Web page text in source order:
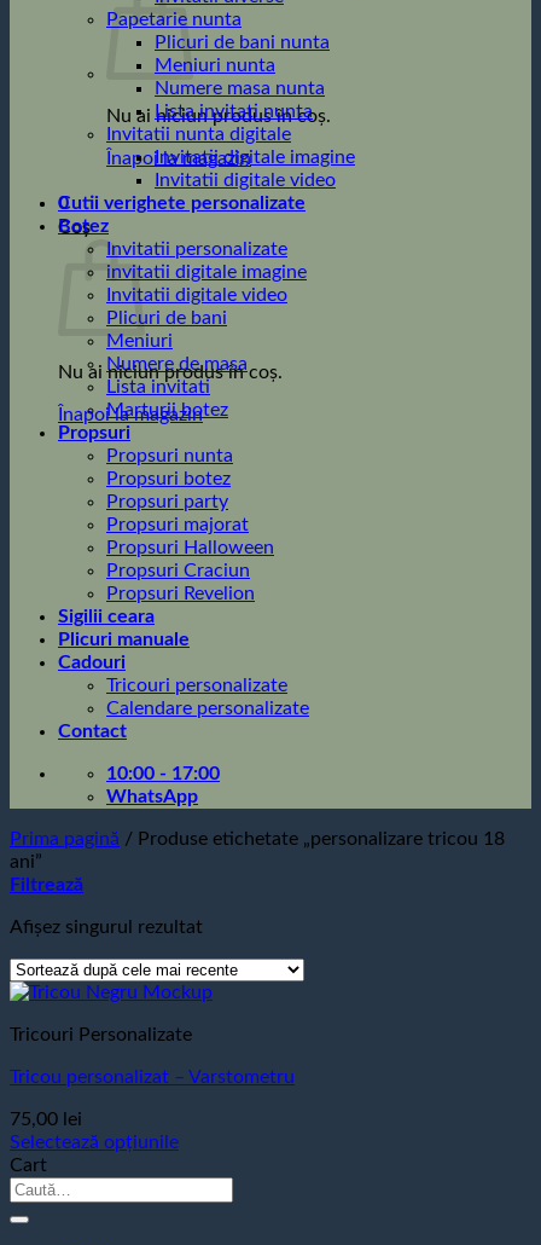
Nu ai niciun produs în coș.
Înapoi la magazin
0
Coș
Nu ai niciun produs în coș.
Înapoi la magazin
Papetarie nunta
Plicuri de bani nunta
Meniuri nunta
Numere masa nunta
Lista invitati nunta
Invitatii nunta digitale
Invitatii digitale imagine
Invitatii digitale video
Cutii verighete personalizate
Botez
Invitatii personalizate
invitatii digitale imagine
Invitatii digitale video
Plicuri de bani
Meniuri
Numere de masa
Lista invitati
Marturii botez
Propsuri
Propsuri nunta
Propsuri botez
Propsuri party
Propsuri majorat
Propsuri Halloween
Propsuri Craciun
Propsuri Revelion
Sigilii ceara
Plicuri manuale
Cadouri
Tricouri personalizate
Calendare personalizate
Contact
10:00 - 17:00
WhatsApp
Prima pagină / Produse etichetate „personalizare tricou 18
ani”
Filtrează
Afișez singurul rezultat
Tricouri Personalizate
Tricou personalizat – Varstometru
75,00 lei
Selectează opțiunile
Acest
produs
Cart
Caută